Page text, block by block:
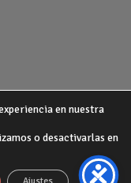
en nuestra
o desactivarlas en